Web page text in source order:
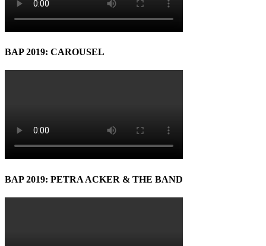
BAP 2019: CAROUSEL
BAP 2019: PETRA ACKER & THE BAND